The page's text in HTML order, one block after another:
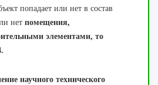
попадает или нет в состав
нет помещения,
элементами, то
научного технического